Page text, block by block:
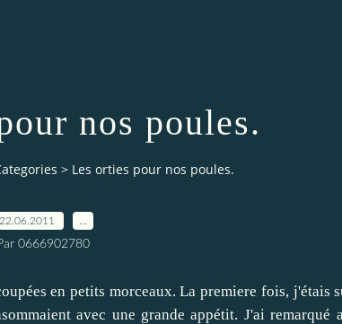
nos poules.
> Les orties pour nos poules.
22.06.2011
0666902780
en petits morceaux. La premiere fois, j'étais
avec une grande appétit. J'ai remarqué